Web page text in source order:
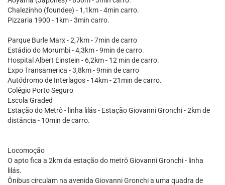
Chalezinho (foundee) - 1,1km - 4min carro.
Pizzaria 1900 - 1km - 3min carro.
Parque Burle Marx - 2,7km - 7min de carro
Estádio do Morumbi - 4,3km - 9min de carro.
Hospital Albert Einstein - 6,2km - 12 min de carro.
Expo Transamerica - 3,8km - 9min de carro
Autódromo de Interlagos - 14km - 21min de carro.
Colégio Porto Seguro
Escola Graded
Estação do Metrô - linha lilás - Estação Giovanni Gronchi - 2km de
distância - 10min de carro.
Locomoção
O apto fica a 2km da estação do metrô Giovanni Gronchi - linha
lilás.
Ônibus circulam na avenida Giovanni Gronchi a uma quadra de